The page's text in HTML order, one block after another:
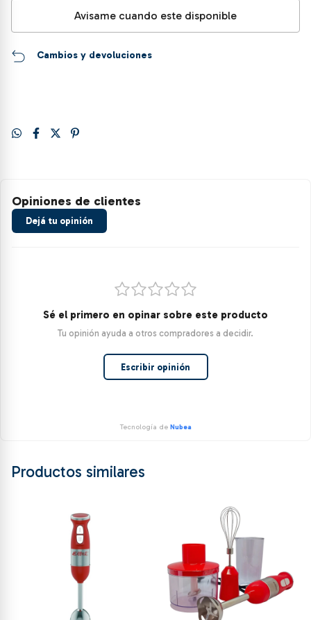
Avisame cuando este disponible
Cambios y devoluciones
Opiniones de clientes
Dejá tu opinión
Sé el primero en opinar sobre este producto
Tu opinión ayuda a otros compradores a decidir.
Escribir opinión
Tecnología de Nubea
Productos similares